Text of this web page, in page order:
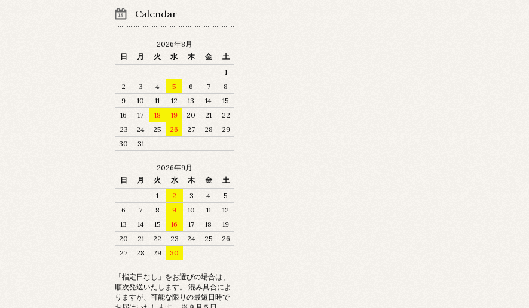
Calendar
2026年8月
日
月 火 水 木 金
土
1
2
3 4 5 6 7
8
9
10 11 12 13 14
15
16
17 18 19 20 21
22
23
24 25 26 27 28
29
30
31
2026年9月
日
月 火 水 木 金
土
1
2 3 4
5
6
7 8 9 10 11
12
13
14 15 16 17 18
19
20
21 22 23 24 25
26
27
28 29 30
「指定日なし」をお選びの場合は、
順次発送いたします。 混み具合によ
りますが、可能な限りの最短日時で